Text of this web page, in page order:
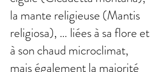
la mante religieuse (Mantis
religiosa), … liées à sa flore et
à son chaud microclimat,
mais également la majorité